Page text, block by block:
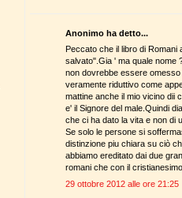
Anonimo ha detto...
Peccato che il libro di Romani
salvato".Gia ' ma quale nome
non dovrebbe essere
veramente riduttivo come
mattine anche il mio vicino dii
e' il Signore del male.Quindi
che ci ha dato la vita e non di
Se solo le persone si
distinzione piu chiara su ciò
abbiamo ereditato dai due
romani che con il
29 ottobre 2012 alle ore 21:25